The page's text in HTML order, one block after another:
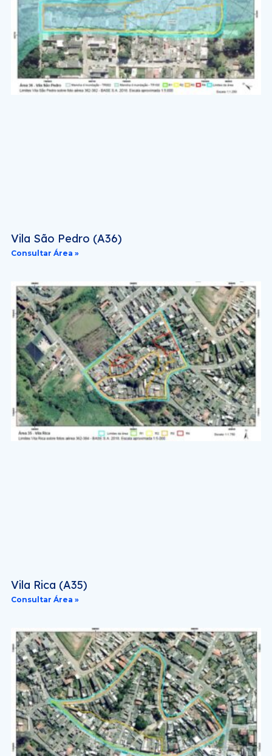
Vila São Pedro (A36)
Consultar Área »
Vila Rica (A35)
Consultar Área »